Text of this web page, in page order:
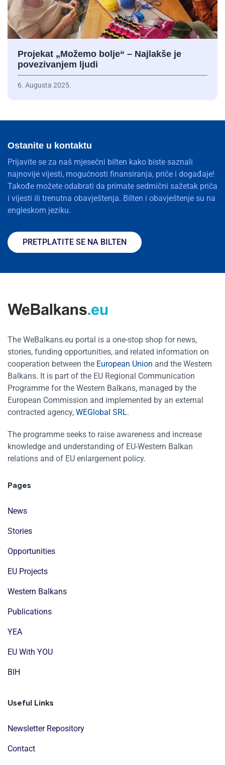
Projekat „Možemo bolje“ – Najlakše je
povezivanjem ljudi
6. Augusta 2025.
Ostanite u kontaktu
Prijavite se za naš mjesečni bilten kako biste saznali
najnovije vijesti, mogućnosti finansiranja, priče i događaje!
Takođe možete odabrati da primate sedmični sažetak priča
i vijesti ili trenutna obavještenja. Bilten i obavještenje su na
engleskom jeziku.
PRETPLATITE SE NA BILTEN
The WeBalkans.eu portal is a one-stop shop for news,
stories, funding opportunities, and related information on
cooperation between the European Union and the Western
Balkans. It is part of the EU Regional Communication
Programme for the Western Balkans, managed by the
European Commission and implemented by an external
contracted agency, WEGlobal SRL.
The programme seeks to raise awareness and increase
knowledge and understanding of EU-Western Balkan
relations and of EU enlargement policy.
Pages
News
Stories
Opportunities
EU Projects
Western Balkans
Publications
YEA
EU With YOU
BIH
Useful Links
Newsletter Repository
Contact